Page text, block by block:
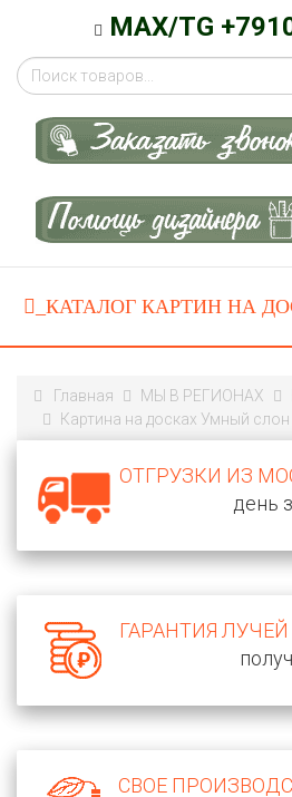
MAX/TG
Главная МЫ В РЕГИОНАХ
Картина на досках Умный слон
ОТГРУЗКИ ИЗ
день
ГАРАНТИЯ
СВОЕ